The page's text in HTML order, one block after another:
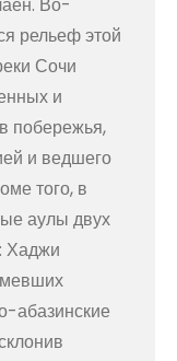
рельеф этой
Сочи
и
побережья,
и ведшего
того, в
аулы двух
Хаджи
абазинские